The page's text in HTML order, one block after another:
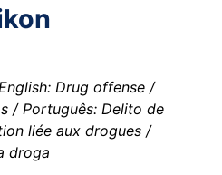
Drug offense /
/ Português: Delito de
liée aux drogues /
droga